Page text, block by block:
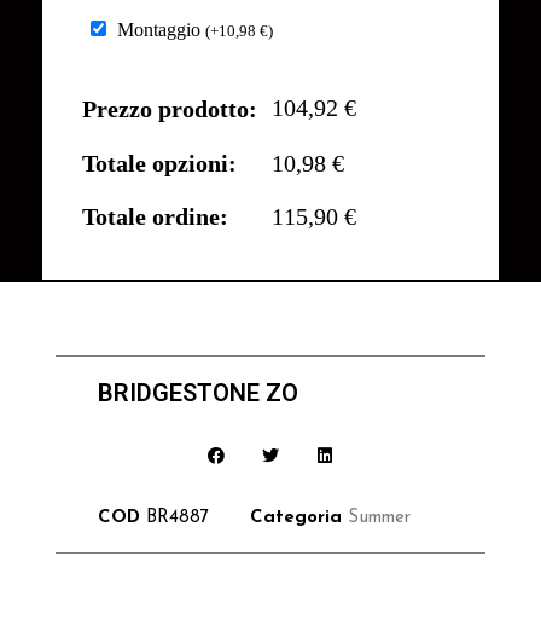
Montaggio (+10,98 €)
Prezzo prodotto: 104,92 €
Totale opzioni:
10,98 €
Totale ordine:
115,90 €
BRIDGESTONE ZO
COD BR4887 Categoria Summer